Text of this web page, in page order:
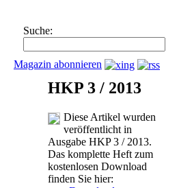
Suche:
Magazin abonnieren
HKP 3 / 2013
Diese Artikel wurden
veröffentlicht in
Ausgabe HKP 3 / 2013.
Das komplette Heft zum
kostenlosen Download
finden Sie hier: